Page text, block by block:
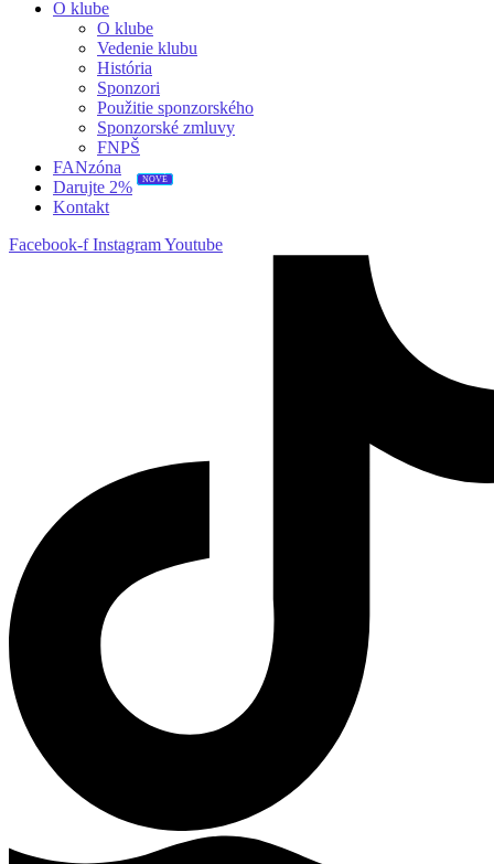
O klube
O klube
Vedenie klubu
História
Sponzori
Použitie sponzorského
Sponzorské zmluvy
FNPŠ
FANzóna
Darujte 2%
NOVÉ
Kontakt
Facebook-f InstagramYoutube